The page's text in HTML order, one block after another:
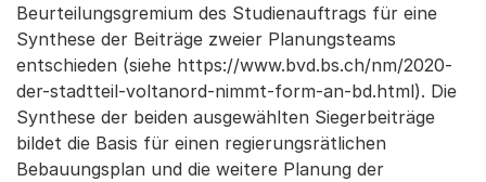
Beurteilungsgremium des Studienauftrags für eine
Synthese der Beiträge zweier Planungsteams
entschieden (siehe https://www.bvd.bs.ch/nm/2020-
der-stadtteil-voltanord-nimmt-form-an-bd.html). Die
Synthese der beiden ausgewählten Siegerbeiträge
bildet die Basis für einen regierungsrätlichen
Bebauungsplan und die weitere Planung der